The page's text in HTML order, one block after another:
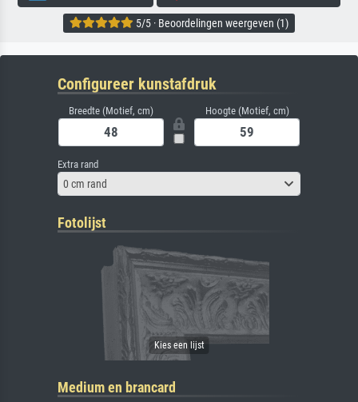
5/5 · Beoordelingen weergeven (1)
Configureer kunstafdruk
Breedte (Motief, cm) Hoogte (Motief, cm)
Extra rand
0 cm rand
Fotolijst
Medium en brancard